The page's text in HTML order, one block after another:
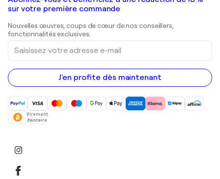
Shepard Fairey
Peintures de paysage
Estampes
Peintures acryliques
Galeries d'art en Belgique
sur votre première commande
Nouvelles œuvres, coups de cœur de nos conseillers,
fonctionnalités exclusives.
Saisissez
votre
adresse
e-
mail
J'en profite dès maintenant
Virement
bancaire